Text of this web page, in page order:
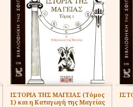
ΙΣΤΟΡΙΑ ΤΗΣ ΜΑΓΕΙΑΣ (Τόμος
1) και η Καταγωγή της Μαγείας